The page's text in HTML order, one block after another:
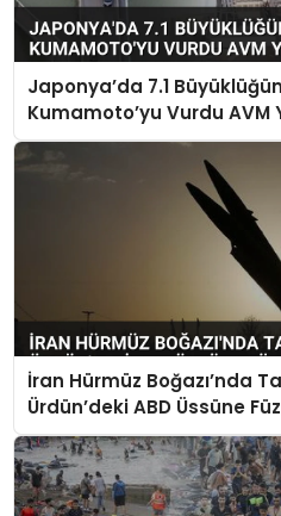
Japonya’da 7.1
Kumamoto’yu Vurdu AVM
Çok Sayıda Can Kaybı Var
İran Hürmüz Boğazı’nda
Ürdün’deki ABD Üssüne